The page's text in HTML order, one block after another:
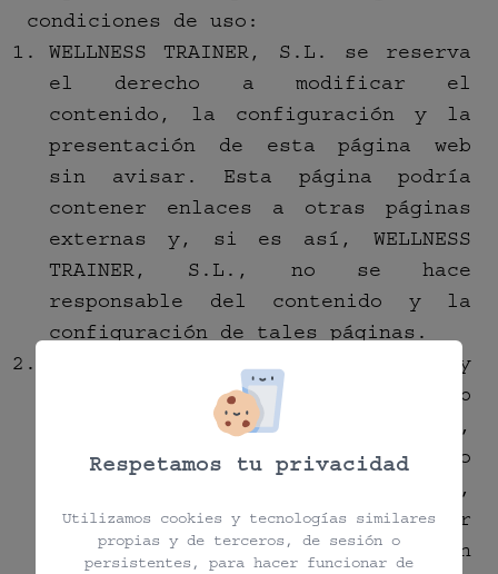
condiciones de uso:
WELLNESS TRAINER, S.L. se reserva
el derecho a modificar el
contenido, la configuración y la
presentación de esta página web
sin avisar. Esta página podría
contener enlaces a otras páginas
externas y, si es así, WELLNESS
TRAINER, S.L., no se hace
responsable del contenido y la
configuración de tales páginas.
Los textos, imágenes, logotipos y
el resto de contenidos de esta web
son propiedad de WELLNESS TRAINER,
S.L.. Si no se indica lo
contrario, no se puede transmitir,
distribuir, reproducir o conservar
los contenidos de esta página sin
Respetamos tu privacidad
Utilizamos cookies y tecnologías similares
propias y de terceros, de sesión o
persistentes, para hacer funcionar de